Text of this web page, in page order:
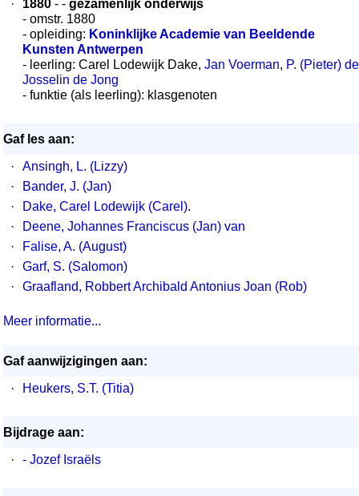
·
1880 - - gezamenlijk onderwijs
- omstr. 1880
- opleiding: Koninklijke Academie van Beeldende
Kunsten Antwerpen
- leerling: Carel Lodewijk Dake, Jan Voerman, P. (Pieter) de
Josselin de Jong
- funktie (als leerling): klasgenoten
Gaf les aan:
·
Ansingh, L. (Lizzy)
·
Bander, J. (Jan)
·
Dake, Carel Lodewijk (Carel).
·
Deene, Johannes Franciscus (Jan) van
·
Falise, A. (August)
·
Garf, S. (Salomon)
·
Graafland, Robbert Archibald Antonius Joan (Rob)
Meer informatie...
Gaf aanwijzigingen aan:
·
Heukers, S.T. (Titia)
Bijdrage aan:
·
- Jozef Israëls